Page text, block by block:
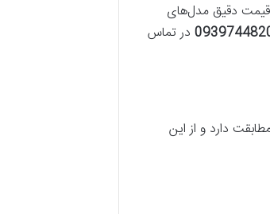
قیمت دقیق مدل‌های
در تماس
دارد و از این